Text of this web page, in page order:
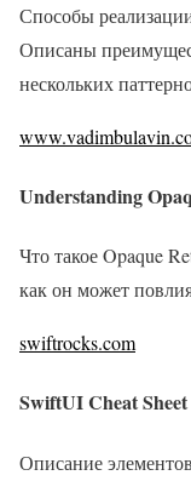
Способы
Описаны
нескольких
Understanding
Что такое Opaque
как он может
swiftrocks.com
SwiftUI Cheat Sheet
Описание